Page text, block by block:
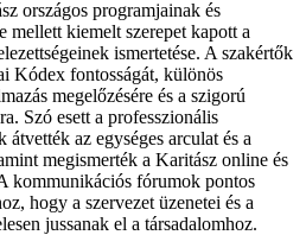
országos programjainak és
mellett kiemelt szerepet kapott a
ismertetése. A szakértők
Kódex fontosságát, különös
megelőzésére és a szigorú
Szó esett a professzionális
az egységes arculat és a
megismerték a Karitász online és
kommunikációs fórumok pontos
hogy a szervezet üzenetei és a
jussanak el a társadalomhoz.